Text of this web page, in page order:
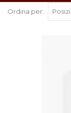
Ordina per: